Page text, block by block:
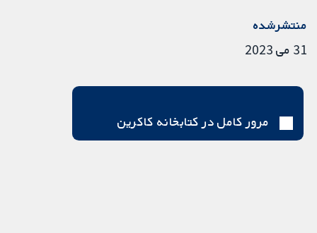
منتشرشده
31 می 2023
مرور کامل در کتابخانه کاکرین